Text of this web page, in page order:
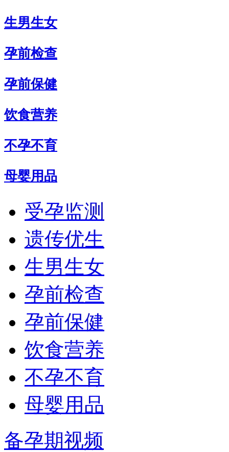
生男生女
孕前检查
孕前保健
饮食营养
不孕不育
母婴用品
受孕监测
遗传优生
生男生女
孕前检查
孕前保健
饮食营养
不孕不育
母婴用品
备孕期视频